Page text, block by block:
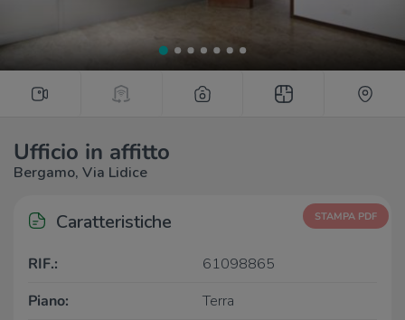
Ufficio in affitto
Bergamo, Via Lidice
Caratteristiche STAMPA PDF
RIF.:
61098865
Piano:
Terra